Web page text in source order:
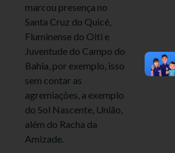
marcou presença no
Santa Cruz do Quicé,
Fluminense do Oiti e
Juventude do Campo do
Bahia, por exemplo, isso
sem contar as
agremiações, a exemplo
do Sol Nascente, União,
além do Racha da
Amizade.